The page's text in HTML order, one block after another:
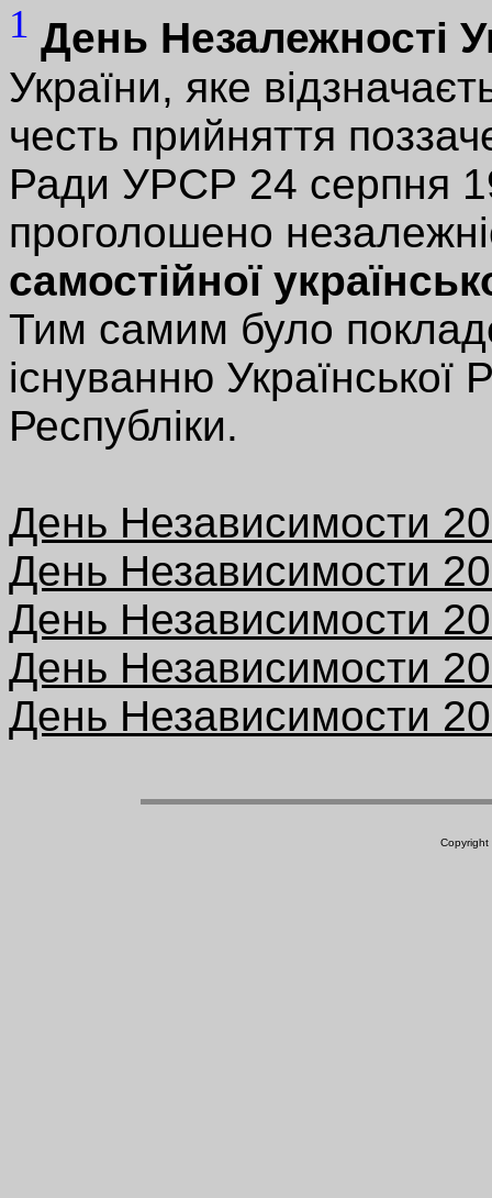
1 День Незалежності
України, яке
честь прийняття
Ради УРСР 24 серпня
проголошено
самостійної
Тим самим було
існуванню Української
Республіки.
День Независимости
День Независимости
День Независимости
День Независимости
День Независимости